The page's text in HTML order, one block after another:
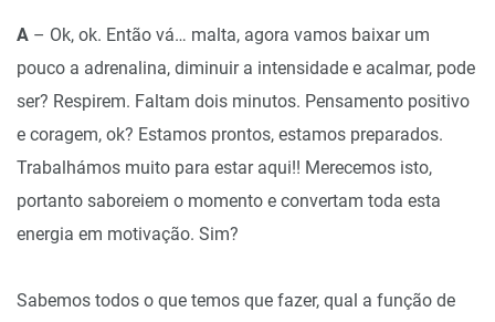
A – Ok, ok. Então vá… malta, agora vamos baixar um
pouco a adrenalina, diminuir a intensidade e acalmar, pode
ser? Respirem. Faltam dois minutos. Pensamento positivo
e coragem, ok? Estamos prontos, estamos preparados.
Trabalhámos muito para estar aqui!! Merecemos isto,
portanto saboreiem o momento e convertam toda esta
energia em motivação. Sim?
Sabemos todos o que temos que fazer, qual a função de